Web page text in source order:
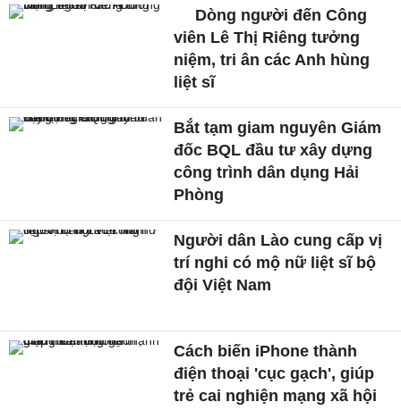
Dòng người đến Công
viên Lê Thị Riêng tưởng
niệm, tri ân các Anh hùng
liệt sĩ
Bắt tạm giam nguyên Giám
đốc BQL đầu tư xây dựng
công trình dân dụng Hải
Phòng
Người dân Lào cung cấp vị
trí nghi có mộ nữ liệt sĩ bộ
đội Việt Nam
Cách biến iPhone thành
điện thoại 'cục gạch', giúp
trẻ cai nghiện mạng xã hội